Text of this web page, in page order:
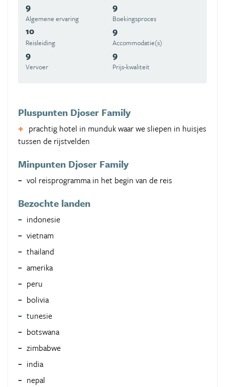
9
Algemene ervaring
9
Boekingsproces
10
Reisleiding
9
Accommodatie(s)
9
Vervoer
9
Prijs-kwaliteit
Pluspunten Djoser Family
prachtig hotel in munduk waar we sliepen in huisjes
tussen de rijstvelden
Minpunten Djoser Family
vol reisprogramma in het begin van de reis
Bezochte landen
indonesie
vietnam
thailand
amerika
peru
bolivia
tunesie
botswana
zimbabwe
india
nepal